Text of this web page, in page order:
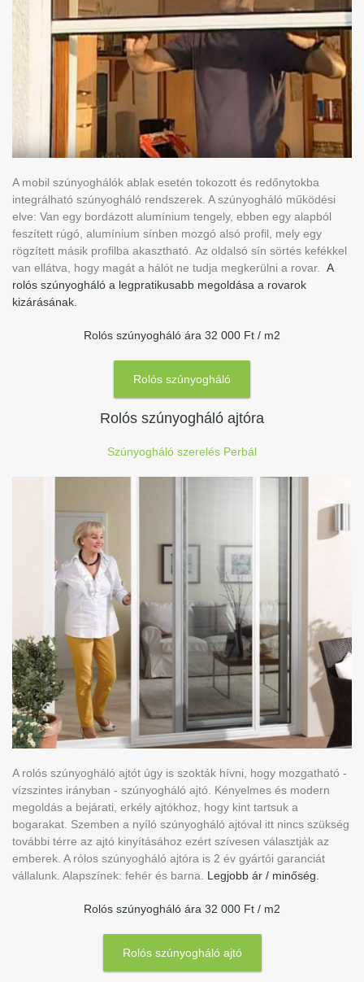
A mobil szúnyoghálók ablak esetén tokozott és redőnytokba
integrálható szúnyogháló rendszerek. A szúnyogháló működési
elve: Van egy bordázott alumínium tengely, ebben egy alapból
feszített rúgó, alumínium sínben mozgó alsó profil, mely egy
rögzített másik profilba akasztható. Az oldalsó sín sörtés kefékkel
van ellátva, hogy magát a hálót ne tudja megkerülni a rovar. A
rolós szúnyogháló a legpratikusabb megoldása a rovarok
kizárásának.
Rolós szúnyogháló ára 32 000 Ft / m2
Rolós szúnyogháló
Rolós szúnyogháló ajtóra
Szúnyogháló szerelés Perbál
A rolós szúnyogháló ajtót úgy is szokták hívni, hogy mozgatható -
vízszintes irányban - szúnyogháló ajtó. Kényelmes és modern
megoldás a bejárati, erkély ajtókhoz, hogy kint tartsuk a
bogarakat. Szemben a nyíló szúnyogháló ajtóval itt nincs szükség
további térre az ajtó kinyításához ezért szívesen választják az
emberek. A rólos szúnyogháló ajtóra is 2 év gyártói garanciát
vállalunk. Alapszínek: fehér és barna. Legjobb ár / minőség.
Rolós szúnyogháló ára 32 000 Ft / m2
Rolós szúnyogháló ajtó